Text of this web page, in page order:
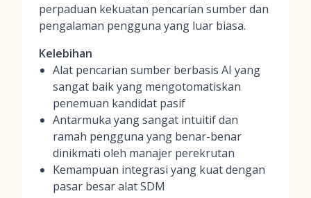
perpaduan kekuatan pencarian sumber dan
pengalaman pengguna yang luar biasa.
Kelebihan
Alat pencarian sumber berbasis AI yang
sangat baik yang mengotomatiskan
penemuan kandidat pasif
Antarmuka yang sangat intuitif dan
ramah pengguna yang benar-benar
dinikmati oleh manajer perekrutan
Kemampuan integrasi yang kuat dengan
pasar besar alat SDM